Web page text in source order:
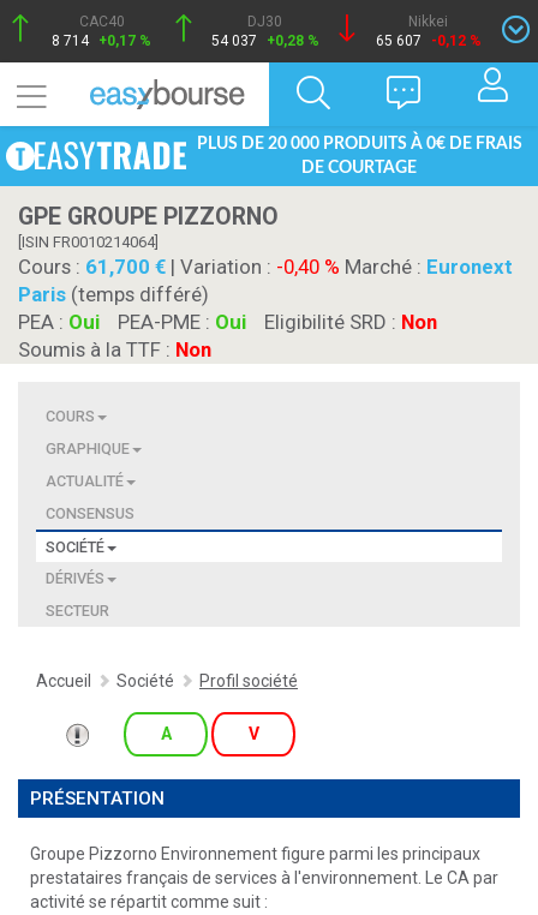
CAC40
8 714 +0,17 %
DJ30
54 037
+0,28 %
Nikkei
65 607
-0,12 %
PLUS DE 20 000 PRODUITS À 0€ DE FRAIS
DE COURTAGE
GPE GROUPE PIZZORNO
[ISIN FR0010214064]
Cours : 61,700 | Variation : -0,40 % Marché : Euronext
Paris (temps différé)
PEA : Oui PEA-PME : Oui Eligibilité SRD : Non
Soumis à la TTF : Non
COURS
GRAPHIQUE
ACTUALITÉ
CONSENSUS
SOCIÉTÉ
DÉRIVÉS
SECTEUR
Accueil Société Profil société
A V
PRÉSENTATION
Groupe Pizzorno Environnement figure parmi les principaux
prestataires français de services à l'environnement. Le CA par
activité se répartit comme suit :